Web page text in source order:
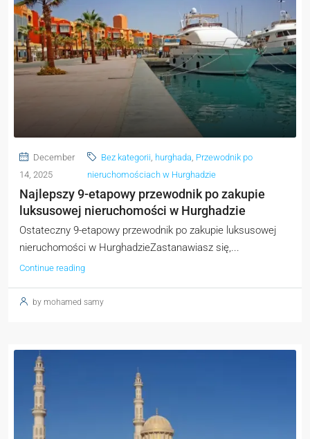
December
14, 2025
Bez kategorii hurghada Przewodnik po
nieruchomościach w Hurghadzie
Najlepszy 9-etapowy przewodnik po zakupie
luksusowej nieruchomości w Hurghadzie
Ostateczny 9-etapowy przewodnik po zakupie luksusowej
nieruchomości w HurghadzieZastanawiasz się,...
Continue reading
by mohamed samy